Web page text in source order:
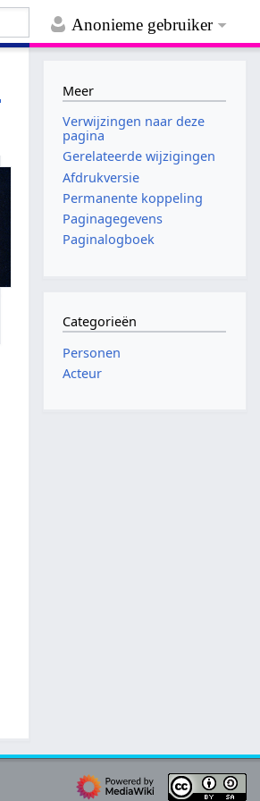
Anonieme gebruiker
Meer
Verwijzingen naar deze
pagina
Gerelateerde wijzigingen
Afdrukversie
Permanente koppeling
Paginagegevens
Paginalogboek
Categorieën
Personen
Acteur